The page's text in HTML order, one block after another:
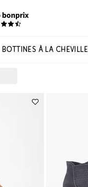
bonprix
BOTTINES À LA CHEVILLE